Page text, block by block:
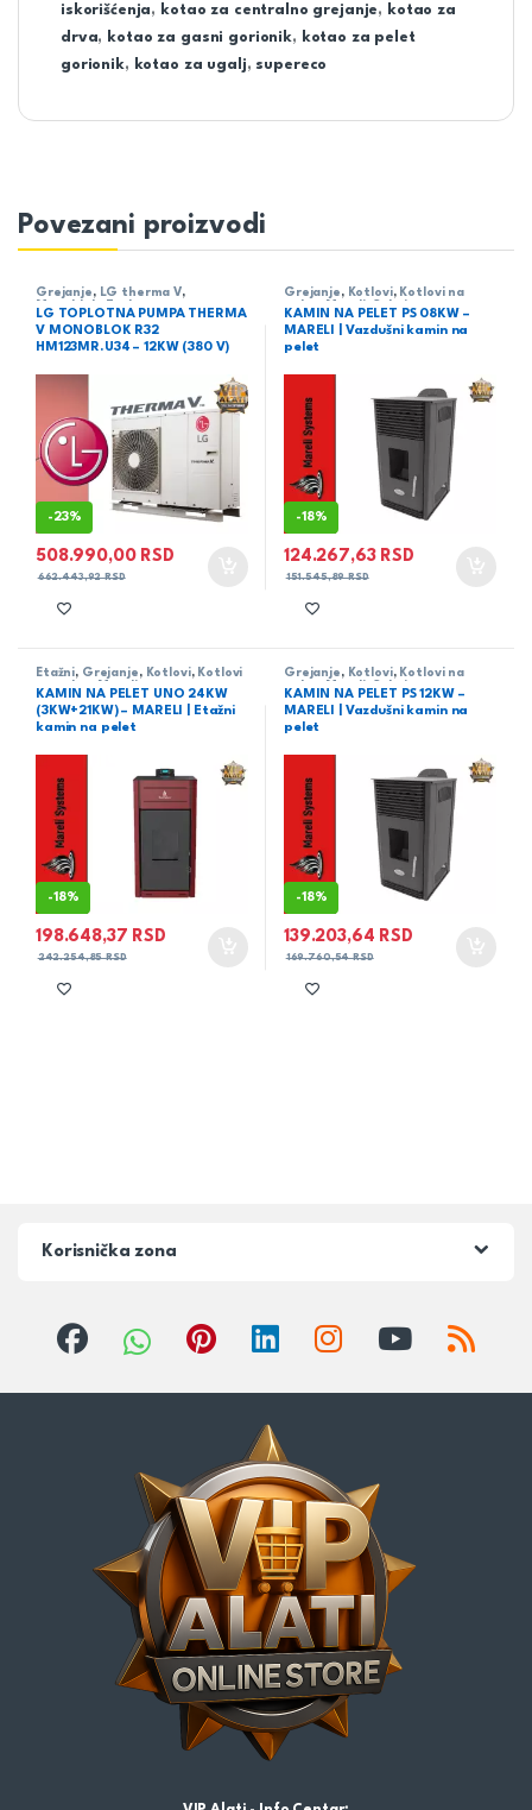
iskorišćenja, kotao za centralno grejanje,
kotao za
drva, kotao za gasni gorionik,
kotao za pelet
gorionik, kotao za ugalj, supereco
Povezani proizvodi
Grejanje , LG therma V,
LG TOPLOTNA PUMPA THERMA
V MONOBLOK R32
HM123MR.U34 – 12KW (380 V)
-23%
508.990,00 RSD
662.443,92RSD
Grejanje , Kotlovi, Kotlovi na
KAMIN NA PELET PS 08KW –
MARELI | Vazdušni kamin na
pelet
-18%
124.267,63 RSD
151.545,89RSD
Etažni, Grejanje , Kotlovi, Kotlovi
KAMIN NA PELET UNO 24KW
(3KW+21KW) – MARELI | Etažni
kamin na pelet
-18%
198.648,37 RSD
242.254,85RSD
Grejanje , Kotlovi, Kotlovi na
KAMIN NA PELET PS 12KW –
MARELI | Vazdušni kamin na
pelet
-18%
139.203,64 RSD
169.760,54RSD
Korisnička zona